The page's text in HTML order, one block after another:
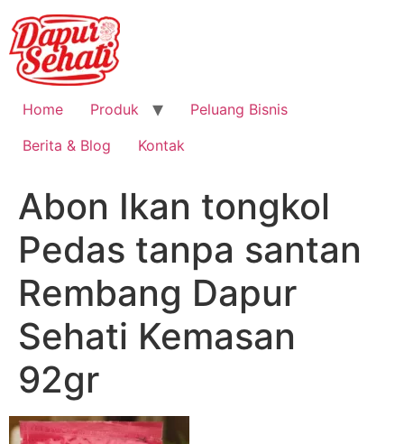
Home Produk
Peluang Bisnis
Berita & Blog
Kontak
Abon Ikan tongkol
Pedas tanpa santan
Rembang Dapur
Sehati Kemasan
92gr